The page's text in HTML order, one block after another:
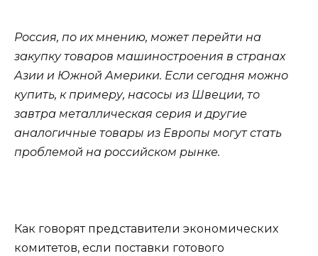
Россия, по их мнению, может перейти на
закупку товаров машиностроения в странах
Азии и Южной Америки. Если сегодня можно
купить, к примеру, насосы из Швеции, то
завтра металлическая серия и другие
аналогичные товары из Европы могут стать
проблемой на российском рынке.
Как говорят представители экономических
комитетов, если поставки готового